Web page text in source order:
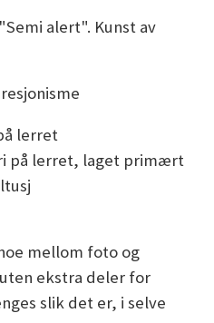
alert". Kunst av
lerret
på lerret, laget primært
mellom foto og
ekstra deler for
slik det er, i selve